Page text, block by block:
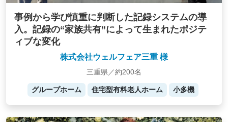
事例から学び慎重に判断した記録システムの導
入。記録の“家族共有”によって生まれたポジテ
ィブな変化
株式会社ウェルフェア三重 様
三重県／約200名
グループホーム 住宅型有料老人ホーム 小多機